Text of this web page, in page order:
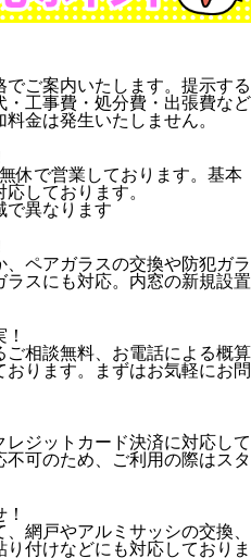
でご案内いたします。提示する
・工事費・処分費・出張費など
金は発生いたしません。
休で営業しております。基本
しております。
で異なります
ペアガラスの交換や防犯ガラ
ラスにも対応。内窓の新規設置
ご相談無料、お電話による概算
ります。まずはお気軽にお問
ジットカード決済に対応して
可のため、ご利用の際はスタ
網戸やアルミサッシの交換、
付けなどにも対応しておりま